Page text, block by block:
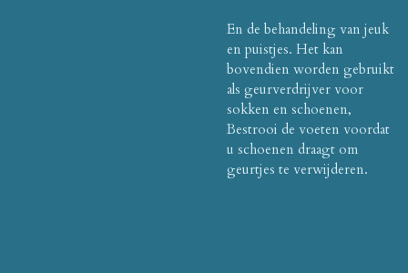
En de behandeling van jeuk
en puistjes. Het kan
bovendien worden gebruikt
als geurverdrijver voor
sokken en schoenen,
Bestrooi de voeten voordat
u schoenen draagt ​​om
geurtjes te verwijderen.